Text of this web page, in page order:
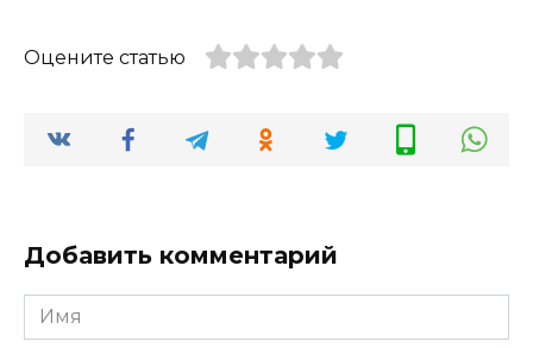
Оцените статью
Добавить комментарий
Имя
*